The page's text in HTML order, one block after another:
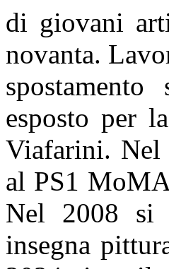
di giovani
novanta.
esposto per
Viafarini. Nel
al PS1
Nel 2008 si
insegna